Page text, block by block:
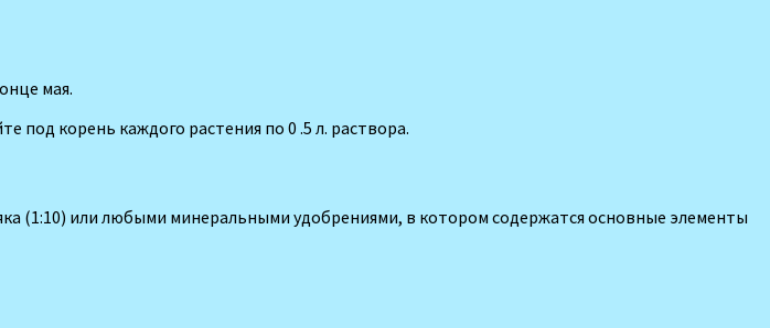
мая.
под корень каждого расте­ния по 0 .5 л. раствора.
(1:10) или любыми минеральными удобрениями, в котором содержатся основные элементы